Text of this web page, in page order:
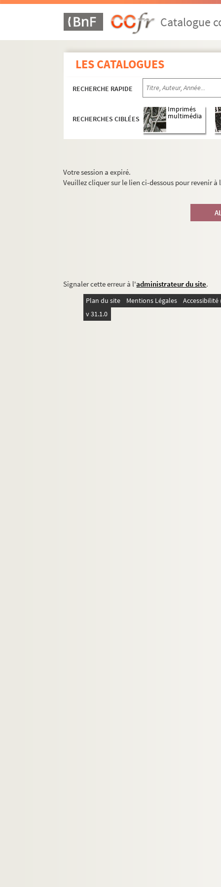
Catalogue
LES CATALOGUES
RECHERCHE RAPIDE
RECHERCHES CIBLÉES
Imprimés
multimédia
Votre session a expiré.
Veuillez cliquer sur le lien ci-dessous pour revenir
Signaler cette erreur à l'administrateur du site.
Plan du site Mentions Légales
v 31.1.0